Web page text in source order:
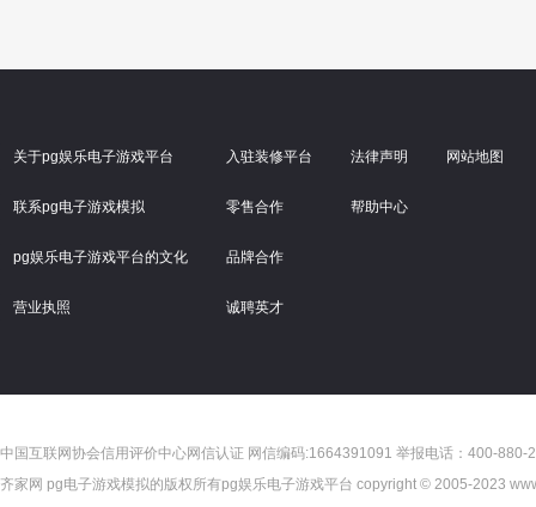
关于pg娱乐电子游戏平台
联系pg电子游戏模拟
pg娱乐电子游戏平台的文化
营业执照
入驻装修平台
零售合作
品牌合作
诚聘英才
法律声明
帮助中心
网站地图
中国互联网协会信用评价中心网信认证 网信编码:1664391091 举报电话：400-880-
齐家网 pg电子游戏模拟的版权所有pg娱乐电子游戏平台 copyright © 2005-2023